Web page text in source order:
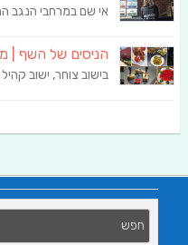
אי שם במרחבי הנגב
הניסים של השף |
בישוב צוחר, ישוב קהיל